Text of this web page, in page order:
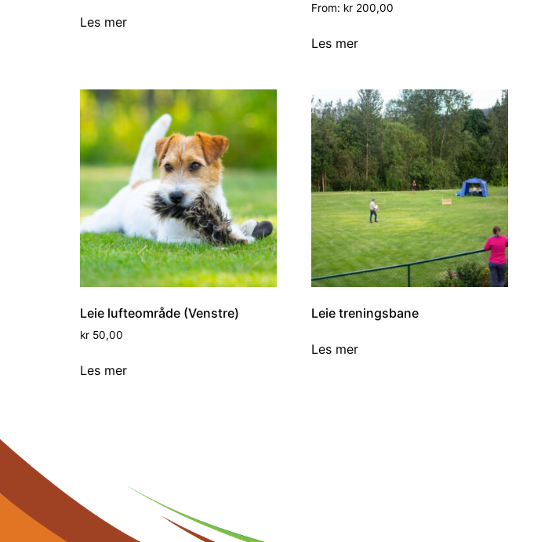
Les mer
From: kr200,00
Les mer
Leie lufteområde (Venstre)
kr 50,00
Les mer
Leie treningsbane
Les mer